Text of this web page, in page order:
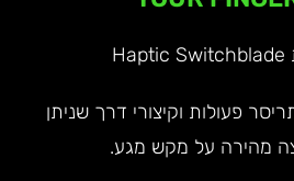
פעולות וקיצורי דרך שניתן
מהירה על מקש מגע.